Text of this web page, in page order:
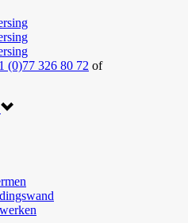
(0)77 326 80 72 of